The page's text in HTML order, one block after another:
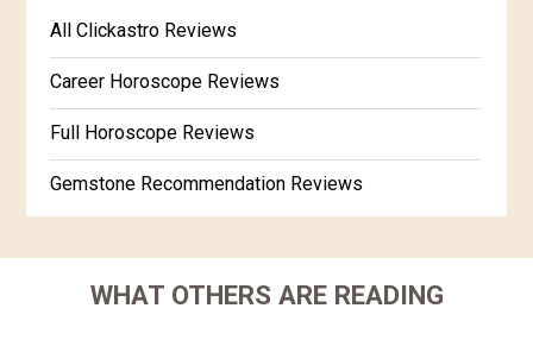
Marathi Kundali Matching
Free Kundali Marathi
Free Horoscope Gujarati
All Clickastro Reviews
Career Horoscope Reviews
Full Horoscope Reviews
Gemstone Recommendation Reviews
In-Depth Horoscope Reviews
WHAT OTHERS ARE READING